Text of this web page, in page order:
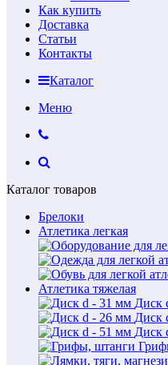
Как купить
Доставка
Статьи
Контакты
Каталог
Меню
Каталог товаров
Брелоки
Атлетика легкая
Атлетика тяжелая
Диск
Диск
Диск